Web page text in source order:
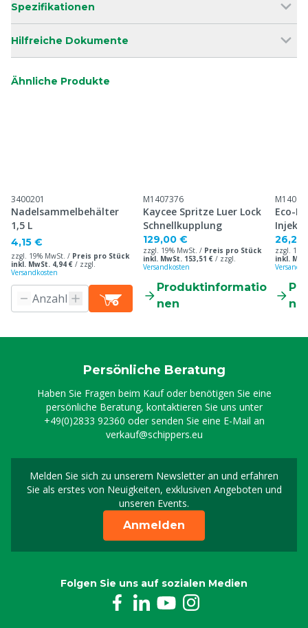
Spezifikationen
Hilfreiche Dokumente
Ähnliche Produkte
3400201
Nadelsammelbehälter
1,5 L
4,15 €
zzgl. 19% MwSt. / Preis pro Stück
inkl. MwSt. 4,94 € / zzgl.
Versandkosten
M1407376
Kaycee Spritze Luer Lock
Schnellkupplung
129,00 €
zzgl. 19% MwSt. / Preis pro Stück
inkl. MwSt. 153,51 € / zzgl.
Versandkosten
Produktinformatio
nen
Eco-
26,20
zzgl.
inkl.
Persönliche Beratung
Haben Sie Fragen beim Kauf oder benötigen Sie eine
persönliche Beratung, kontaktieren Sie uns unter
+49(0)2833 92360 oder senden Sie eine E-Mail an
verkauf@schippers.eu
Melden Sie sich zu unserem Newsletter an und erfahren
Sie als erstes von Neuigkeiten, exklusiven Angeboten und
unseren Events.
Melden Sie sich für
Anmelden
Folgen Sie uns auf sozialen Medien